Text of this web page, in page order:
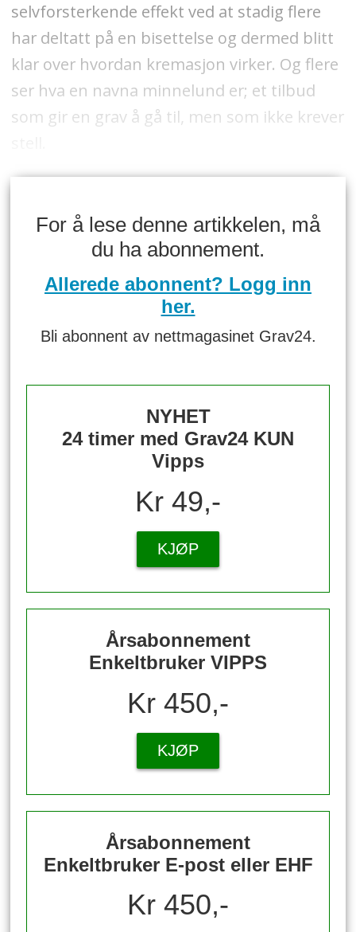
selvforsterkende effekt ved at stadig flere
har deltatt på en bisettelse og dermed blitt
klar over hvordan kremasjon virker. Og flere
ser hva en navna minnelund er; et tilbud
som gir en grav å gå til, men som ikke krever
For å lese denne artikkelen, må
du ha abonnement.
Allerede abonnent? Logg inn
her.
Bli abonnent av nettmagasinet Grav24.
NYHET
24 timer med Grav24 KUN
Vipps
Kr 49,-
KJØP
Årsabonnement
Enkeltbruker VIPPS
Kr 450,-
KJØP
Årsabonnement
Enkeltbruker E-post eller EHF
Kr 450,-